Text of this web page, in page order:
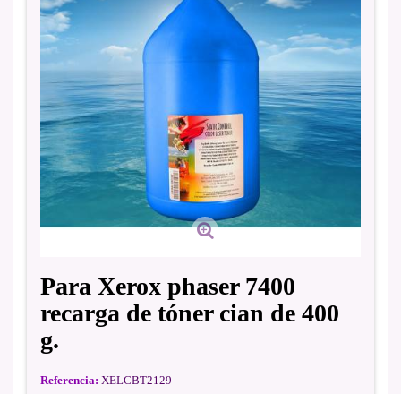
Para Xerox phaser 7400
recarga de tóner cian de 400
g.
Referencia: XELCBT2129